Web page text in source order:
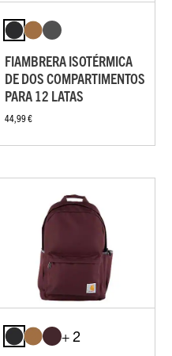
FIAMBRERA ISOTÉRMICA
DE DOS COMPARTIMENTOS
PARA 12 LATAS
44,99 €
+ 2